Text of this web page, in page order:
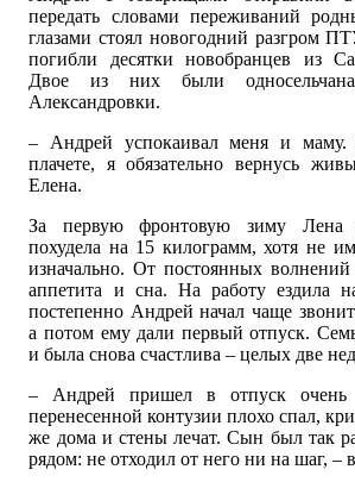
передать словами переживаний
глазами стоял новогодний разгром
погибли десятки новобранцев из
Двое из них были
Александровки.
– Андрей успокаивал меня и
плачете, я обязательно вернусь
Елена.
За первую фронтовую зиму Лена
похудела на 15 килограмм, хотя не
изначально. От постоянных
аппетита и сна. На работу ездила
постепенно Андрей начал чаще
а потом ему дали первый отпуск.
и была снова счастлива – целых две
– Андрей пришел в отпуск очень
перенесенной контузии плохо спал,
же дома и стены лечат. Сын был так
рядом: не отходил от него ни на шаг, –